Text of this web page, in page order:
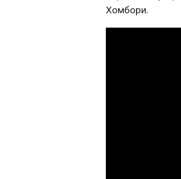
Хомбори.